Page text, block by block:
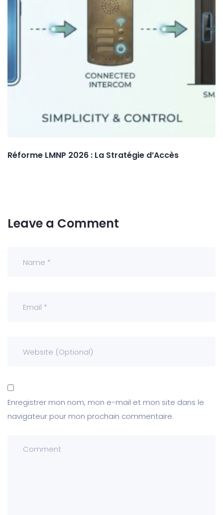
Réforme LMNP 2026 : La Stratégie d’Accès
Leave a Comment
Enregistrer mon nom, mon e-mail et mon site dans le
navigateur pour mon prochain commentaire.